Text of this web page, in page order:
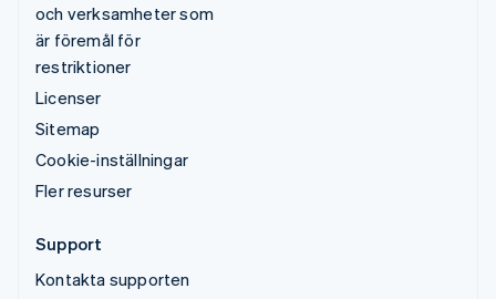
och verksamheter som
är föremål för
restriktioner
Licenser
Sitemap
Cookie-inställningar
Fler resurser
Support
Kontakta supporten